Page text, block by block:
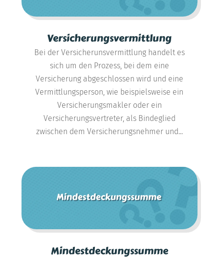
Versicherungsvermittlung
Bei der Versicherunsvermittlung handelt es
sich um den Prozess, bei dem eine
Versicherung abgeschlossen wird und eine
Vermittlungsperson, wie beispielsweise ein
Versicherungsmakler oder ein
Versicherungsvertreter, als Bindeglied
zwischen dem Versicherungsnehmer und...
Mindestdeckungssumme